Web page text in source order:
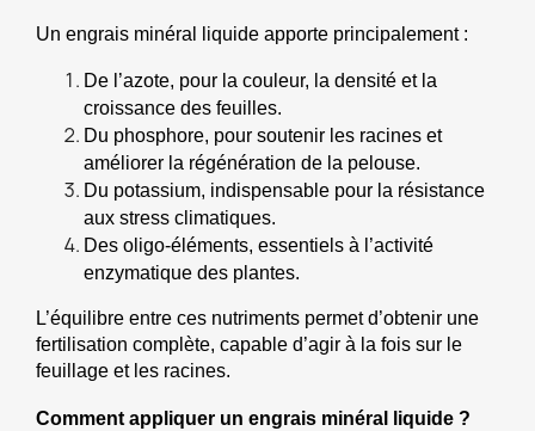
Un engrais minéral liquide apporte principalement :
De l’azote, pour la couleur, la densité et la
croissance des feuilles.
Du phosphore, pour soutenir les racines et
améliorer la régénération de la pelouse.
Du potassium, indispensable pour la résistance
aux stress climatiques.
Des oligo-éléments, essentiels à l’activité
enzymatique des plantes.
L’équilibre entre ces nutriments permet d’obtenir une
fertilisation complète, capable d’agir à la fois sur le
feuillage et les racines.
Comment appliquer un engrais minéral liquide ?